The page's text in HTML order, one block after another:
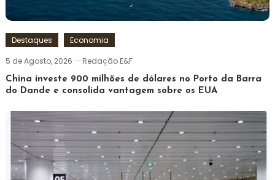
Destaques
Economia
5 de Agosto, 2026
Redação E&F
China investe 900 milhões de dólares no Porto da Barra
do Dande e consolida vantagem sobre os EUA